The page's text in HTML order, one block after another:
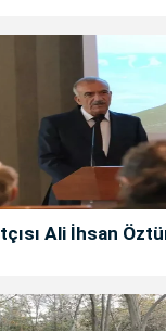
Ali İhsan